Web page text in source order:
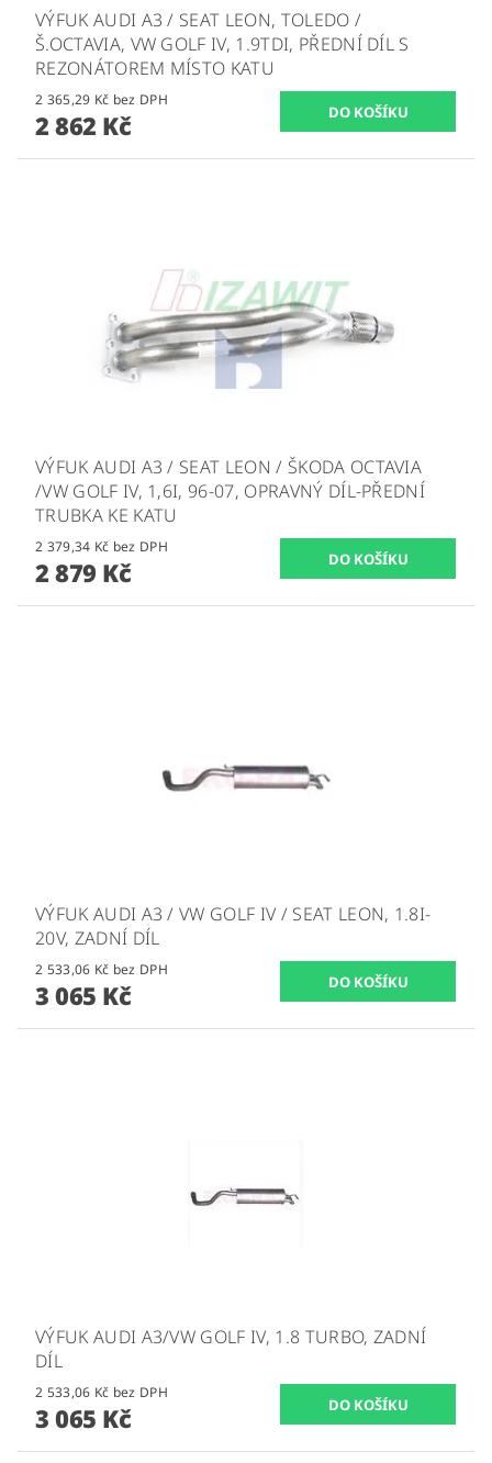
VÝFUK AUDI A3 / SEAT LEON, TOLEDO /
Š.OCTAVIA, VW GOLF IV, 1.9TDI, PŘEDNÍ DÍL S
REZONÁTOREM MÍSTO KATU
2 365,29 Kč bez DPH
2 862 Kč
VÝFUK AUDI A3 / SEAT LEON / ŠKODA OCTAVIA
/VW GOLF IV, 1,6I, 96-07, OPRAVNÝ DÍL-PŘEDNÍ
TRUBKA KE KATU
2 379,34 Kč bez DPH
2 879 Kč
VÝFUK AUDI A3 / VW GOLF IV / SEAT LEON, 1.8I-
20V, ZADNÍ DÍL
2 533,06 Kč bez DPH
3 065 Kč
VÝFUK AUDI A3/VW GOLF IV, 1.8 TURBO, ZADNÍ
DÍL
2 533,06 Kč bez DPH
3 065 Kč